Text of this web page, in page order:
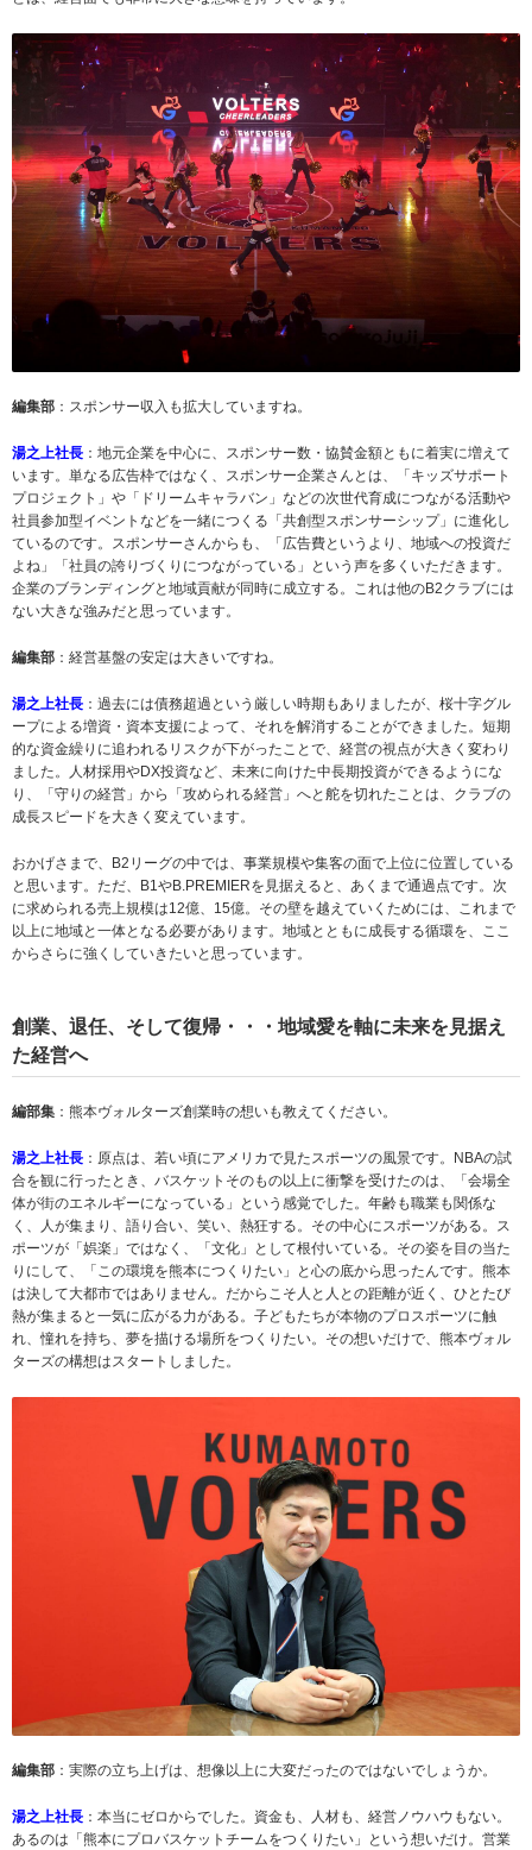
編集部 ：スポンサー収入も拡大していますね。
湯之上社長 ：地元企業を中心に、スポンサー数・協賛金額ともに着実に増えて
います。単なる広告枠ではなく、スポンサー企業さんとは、「キッズサポート
プロジェクト」や「ドリームキャラバン」などの次世代育成につながる活動や
社員参加型イベントなどを一緒につくる「共創型スポンサーシップ」に進化し
ているのです。スポンサーさんからも、「広告費というより、地域への投資だ
よね」「社員の誇りづくりにつながっている」という声を多くいただきます。
企業のブランディングと地域貢献が同時に成立する。これは他のB2クラブには
ない大きな強みだと思っています。
編集部 ：経営基盤の安定は大きいですね。
湯之上社長 ：過去には債務超過という厳しい時期もありましたが、桜十字グル
ープによる増資・資本支援によって、それを解消することができました。短期
的な資金繰りに追われるリスクが下がったことで、経営の視点が大きく変わり
ました。人材採用やDX投資など、未来に向けた中長期投資ができるようにな
り、「守りの経営」から「攻められる経営」へと舵を切れたことは、クラブの
成長スピードを大きく変えています。
おかげさまで、B2リーグの中では、事業規模や集客の面で上位に位置している
と思います。ただ、B1やB.PREMIERを見据えると、あくまで通過点です。次
に求められる売上規模は12億、15億。その壁を越えていくためには、これまで
以上に地域と一体となる必要があります。地域とともに成長する循環を、ここ
からさらに強くしていきたいと思っています。
創業、退任、そして復帰・・・地域愛を軸に未来を見据え
た経営へ
編部集 ：熊本ヴォルターズ創業時の想いも教えてください。
湯之上社長 ：原点は、若い頃にアメリカで見たスポーツの風景です。NBAの試
合を観に行ったとき、バスケットそのもの以上に衝撃を受けたのは、「会場全
体が街のエネルギーになっている」という感覚でした。年齢も職業も関係な
く、人が集まり、語り合い、笑い、熱狂する。その中心にスポーツがある。ス
ポーツが「娯楽」ではなく、「文化」として根付いている。その姿を目の当た
りにして、「この環境を熊本につくりたい」と心の底から思ったんです。熊本
は決して大都市ではありません。だからこそ人と人との距離が近く、ひとたび
熱が集まると一気に広がる力がある。子どもたちが本物のプロスポーツに触
れ、憧れを持ち、夢を描ける場所をつくりたい。その想いだけで、熊本ヴォル
ターズの構想はスタートしました。
編集部 ：実際の立ち上げは、想像以上に大変だったのではないでしょうか。
湯之上社長 ：本当にゼロからでした。資金も、人材も、経営ノウハウもない。
あるのは「熊本にプロバスケットチームをつくりたい」という想いだけ。営業